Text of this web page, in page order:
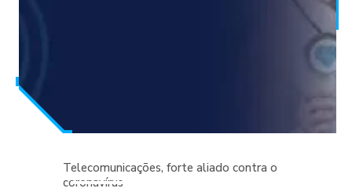
Telecomunicações, forte aliado contra o
coronavírus